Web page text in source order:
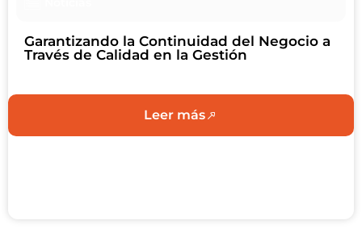
Garantizando la Continuidad del Negocio a
Través de Calidad en la Gestión
Leer más